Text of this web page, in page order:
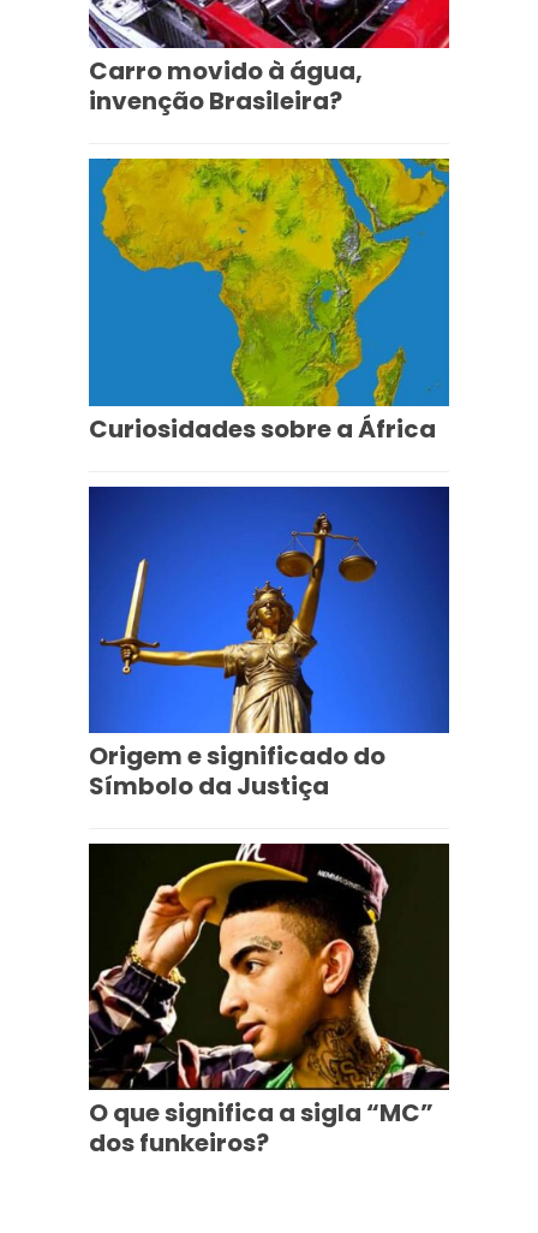
Carro movido à água,
invenção Brasileira?
Curiosidades sobre a África
Origem e significado do
Símbolo da Justiça
O que significa a sigla “MC”
dos funkeiros?